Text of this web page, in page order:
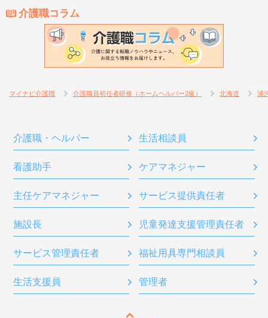
介護職コラム
マイナビ介護職 介護職員初任者研修（ホームヘルパー2級） 北海道 浦
介護職・ヘルパー 生活相談員
看護助手 ケアマネジャー
主任ケアマネジャー サービス提供責任者
施設長 児童発達支援管理責任者
サービス管理責任者 福祉用具専門相談員
生活支援員 管理者